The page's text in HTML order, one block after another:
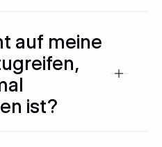
auf meine
ist?